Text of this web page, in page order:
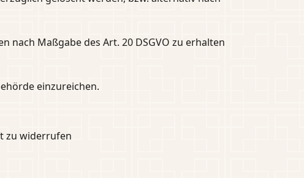
nach Maßgabe des Art. 20 DSGVO zu erhalten
einzureichen.
zu widerrufen